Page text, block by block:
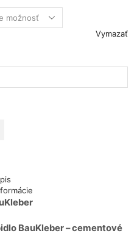
Vymazať
BauKleber – cementové